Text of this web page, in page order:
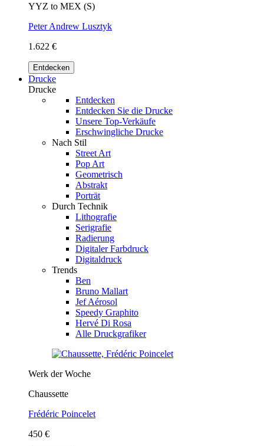
YYZ to MEX (S)
Peter Andrew Lusztyk
1.622 €
Entdecken
Drucke
Drucke
Entdecken
Entdecken Sie die Drucke
Unsere Top-Verkäufe
Erschwingliche Drucke
Nach Stil
Street Art
Pop Art
Geometrisch
Abstrakt
Porträt
Durch Technik
Lithografie
Serigrafie
Radierung
Digitaler Farbdruck
Digitaldruck
Trends
Ben
Bruno Mallart
Jef Aérosol
Speedy Graphito
Hervé Di Rosa
Alle Druckgrafiker
Werk der Woche
Chaussette
Frédéric Poincelet
450 €